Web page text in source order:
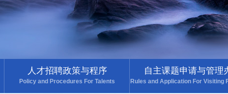
人才招聘政策与程序
Policy and Procedures For Talents
自主课题申请与管理
Rules and Application For Visiting